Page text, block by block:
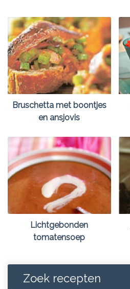
Bruschetta met boontjes
en ansjovis
Lichtgebonden
tomatensoep
Zoek recepten